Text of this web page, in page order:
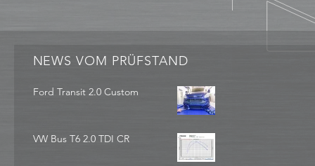
NEWS VOM PRÜFSTAND
Ford Transit 2.0 Custom
VW Bus T6 2.0 TDI CR